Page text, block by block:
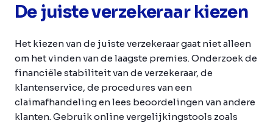
De juiste verzekeraar kiezen
Het kiezen van de juiste verzekeraar gaat niet alleen
om het vinden van de laagste premies. Onderzoek de
financiële stabiliteit van de verzekeraar, de
klantenservice, de procedures van een
claimafhandeling en lees beoordelingen van andere
klanten. Gebruik online vergelijkingstools zoals